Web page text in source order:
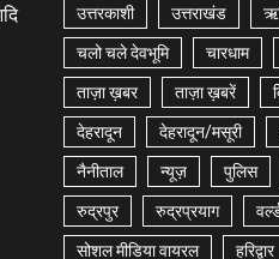
उत्तरकाशी उत्तराखंड
चलो चले देवभूमि चारधाम
ताज़ा ख़बर ताज़ा ख़बरें
देहरादून देहरादून/मसूरी
नैनीताल न्यूज़ पुलिस
रुद्रपुर रुद्रप्रयाग
सोशल मीडिया वायरल हरिद्वार